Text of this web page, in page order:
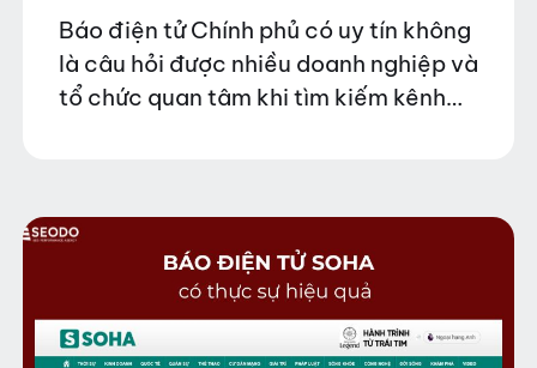
Báo điện tử Chính phủ có uy tín không
là câu hỏi được nhiều doanh nghiệp và
tổ chức quan tâm khi tìm kiếm kênh